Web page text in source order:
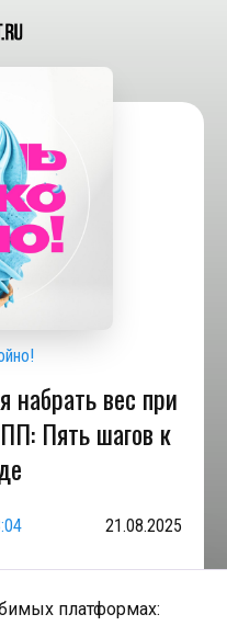
набрать вес при
Пять шагов к
21.08.2025
платформах: